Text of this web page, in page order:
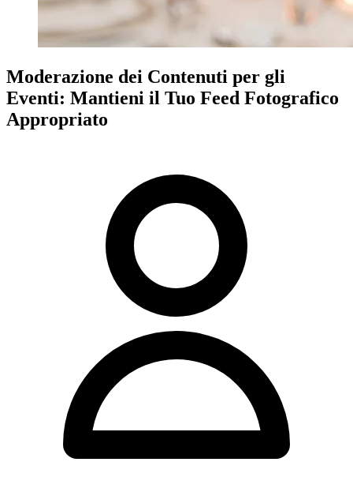
Moderazione dei Contenuti per gli
Eventi: Mantieni il Tuo Feed Fotografico
Appropriato